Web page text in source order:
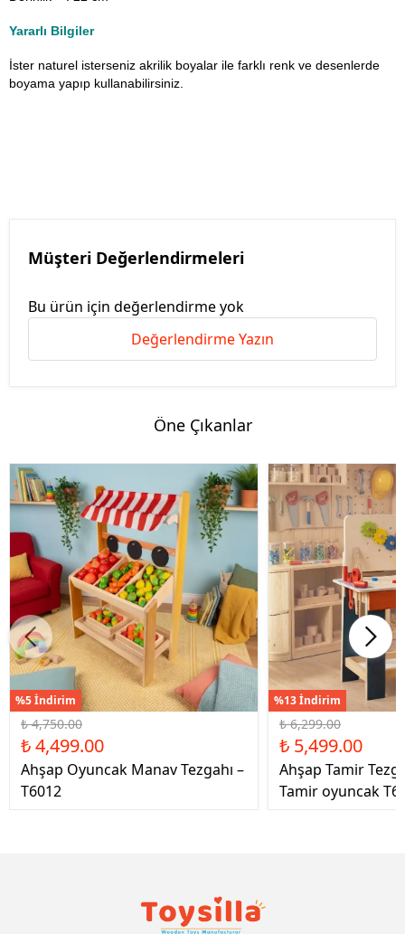
Yararlı Bilgiler
İster naturel isterseniz akrilik boyalar ile farklı renk ve desenlerde
boyama yapıp kullanabilirsiniz.
Müşteri Değerlendirmeleri
Bu ürün için değerlendirme yok
Değerlendirme Yazın
Öne Çıkanlar
%5 İndirim
₺ 4,750.00
₺ 4,499.00
Ahşap Oyuncak Manav Tezgahı –
T6012
%13 İndirim
₺ 6,299.00
₺ 5,499.00
Ahşap Tamir
Tamir oyuncak